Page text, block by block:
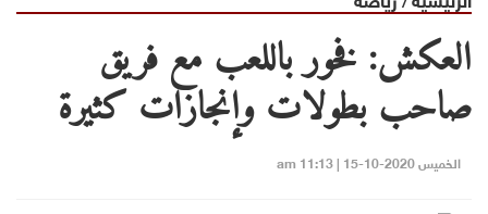
العكش: فخور باللعب مع فريق
صاحب بطولات وإنجازات كثيرة
الخميس 2020-10-15 | 11:13 am